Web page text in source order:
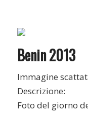
Benin 2013
Immagine
Descrizione:
Foto del giorno